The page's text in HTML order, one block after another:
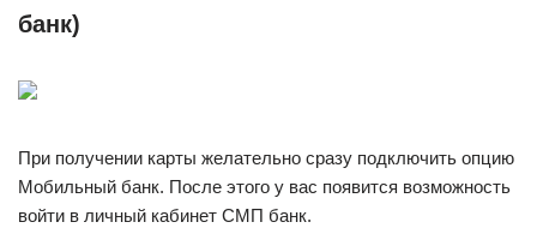
банк)
При получении карты желательно сразу подключить опцию
Мобильный банк. После этого у вас появится возможность
войти в личный кабинет СМП банк.